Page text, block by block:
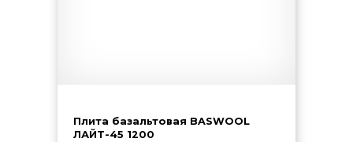
Плита базальтовая BASWOOL
ЛАЙТ-45 1200